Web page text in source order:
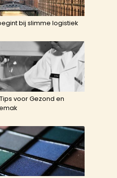
bij slimme logistiek
voor Gezond en